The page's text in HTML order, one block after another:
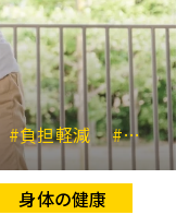
#負担軽減 #サポート
身体の健康